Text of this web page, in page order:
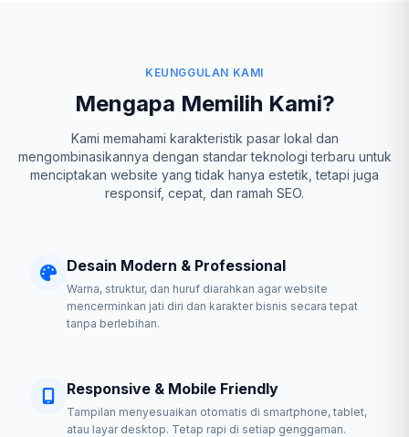
KEUNGGULAN KAMI
Mengapa Memilih Kami?
Kami memahami karakteristik pasar lokal dan
mengombinasikannya dengan standar teknologi terbaru untuk
menciptakan website yang tidak hanya estetik, tetapi juga
responsif, cepat, dan ramah SEO.
Desain Modern & Professional
Warna, struktur, dan huruf diarahkan agar website
mencerminkan jati diri dan karakter bisnis secara tepat
tanpa berlebihan.
Responsive & Mobile Friendly
Tampilan menyesuaikan otomatis di smartphone, tablet,
atau layar desktop. Tetap rapi di setiap genggaman.